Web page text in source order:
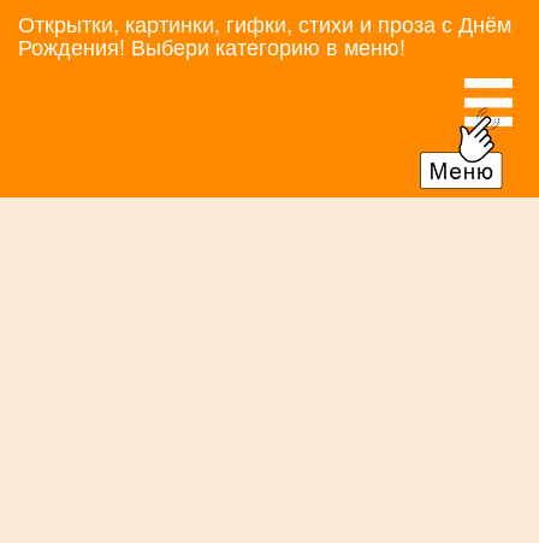
Открытки, картинки, гифки, стихи и проза с Днём
Рождения! Выбери категорию в меню!